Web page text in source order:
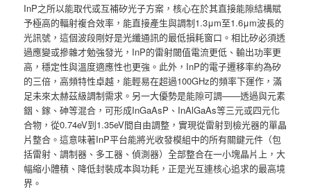
InP之所以能取代或互補矽光子方案，核心在於其直接能隙結構賦
予極高的輻射複合效率，能直接產生與調制1.3μm至1.6μm波長的
光訊號，這個波段剛好是光纖通訊的最低損耗窗口。相比矽必須透
過應變或摻雜才勉強發光，InP的雷射閾值電流更低、輸出功率更
高，穩定性與溫度適應性也更強。此外，InP的電子遷移率約為矽
的三倍，高頻特性卓越，能輕易在超過100GHz的頻率下運作，滿
足未來太赫茲級調制需求。另一大優勢是能隙可調——透過與元素
銦、鎵、砷等混合，可形成InGaAsP、InAlGaAs等三元或四元化
合物，從0.74eV到1.35eV間自由調整，實現從雷射到檢光器的單晶
片整合。這意味著InP平台能將光收發模組中的所有關鍵元件（包
括雷射、調制器、多工器、偵測器）全部整合在一小塊晶片上，大
幅縮小體積、降低封裝成本與功耗，正是光互連核心追求的最高境
界。